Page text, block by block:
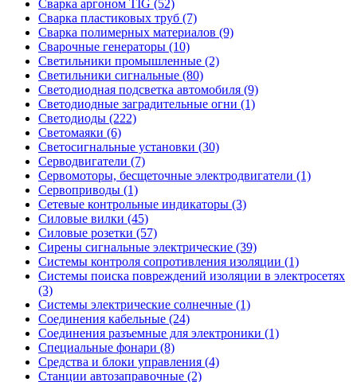
Сварка аргоном TIG (52)
Сварка пластиковых труб (7)
Сварка полимерных материалов (9)
Сварочные генераторы (10)
Светильники промышленные (2)
Светильники сигнальные (80)
Светодиодная подсветка автомобиля (9)
Светодиодные заградительные огни (1)
Светодиоды (222)
Светомаяки (6)
Светосигнальные установки (30)
Серводвигатели (7)
Сервомоторы, бесщеточные электродвигатели (1)
Сервоприводы (1)
Сетевые контрольные индикаторы (3)
Силовые вилки (45)
Силовые розетки (57)
Сирены сигнальные электрические (39)
Системы контроля сопротивления изоляции (1)
Системы поиска повреждений изоляции в электросетях
(3)
Системы электрические солнечные (1)
Соединения кабельные (24)
Соединения разъемные для электроники (1)
Специальные фонари (8)
Средства и блоки управления (4)
Станции автозаправочные (2)